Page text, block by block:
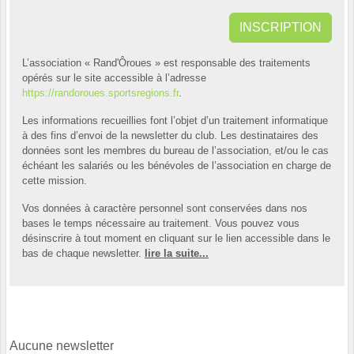
INSCRIPTION
L’association « Rand'Ôroues » est responsable des traitements
opérés sur le site accessible à l’adresse
https://randoroues.sportsregions.fr.
Les informations recueillies font l’objet d’un traitement informatique
à des fins d’envoi de la newsletter du club. Les destinataires des
données sont les membres du bureau de l’association, et/ou le cas
échéant les salariés ou les bénévoles de l’association en charge de
cette mission.
Vos données à caractère personnel sont conservées dans nos
bases le temps nécessaire au traitement. Vous pouvez vous
désinscrire à tout moment en cliquant sur le lien accessible dans le
bas de chaque newsletter. lire la suite...
Aucune newsletter